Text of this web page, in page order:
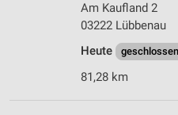
Am Kaufland 2
03222 Lübbenau
Heute
geschlossen
81,28 km